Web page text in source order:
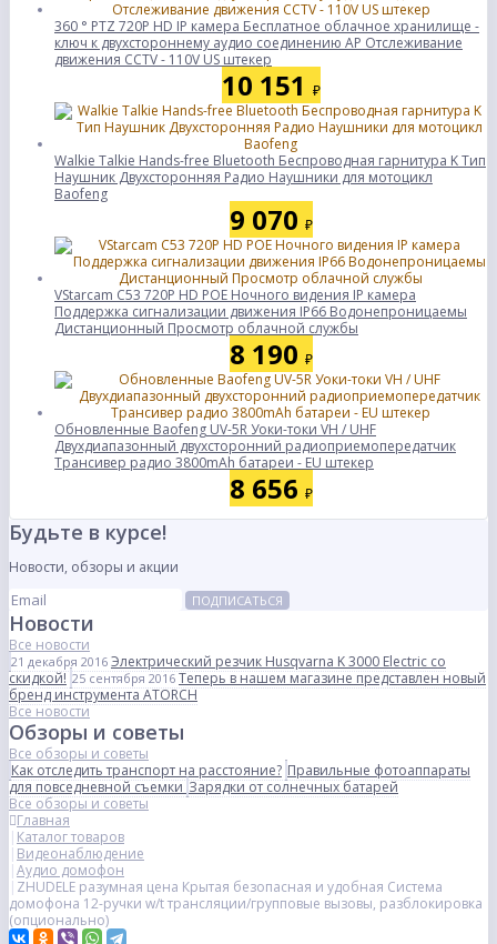
360 ° PTZ 720P HD IP камера Бесплатное облачное хранилище -
ключ к двухстороннему аудио соединению AP Отслеживание
движения CCTV - 110V US штекер
10 151 ₽
Walkie Talkie Hands-free Bluetooth Беспроводная гарнитура K Тип
Наушник Двухсторонняя Радио Наушники для мотоцикл
Baofeng
9 070 ₽
VStarcam C53 720P HD POE Ночного видения IP камера
Поддержка сигнализации движения IP66 Водонепроницаемы
Дистанционный Просмотр облачной службы
8 190 ₽
Обновленные Baofeng UV-5R Уоки-токи VH / UHF
Двухдиапазонный двухсторонний радиоприемопередатчик
Трансивер радио 3800mAh батареи - EU штекер
8 656 ₽
Будьте в курсе!
Новости, обзоры и акции
ПОДПИСАТЬСЯ
Новости
Все новости
21 декабря 2016 Электрический резчик Husqvarna K 3000 Electric со
скидкой! 25 сентября 2016 Теперь в нашем магазине представлен новый
бренд инструмента ATORCH
Все новости
Обзоры и советы
Все обзоры и советы
Как отследить транспорт на расстояние? Правильные фотоаппараты
для повседневной съемкиЗарядки от солнечных батарей
Все обзоры и советы
Главная
Каталог товаров
Видеонаблюдение
Аудио домофон
ZHUDELE разумная цена Крытая безопасная и удобная Система
домофона 12-ручки w/t трансляции/групповые вызовы, разблокировка
(опционально)